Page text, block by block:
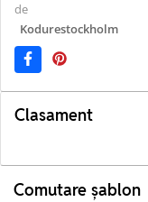
de
Kodurestockholm
Clasament
Comutare șablon